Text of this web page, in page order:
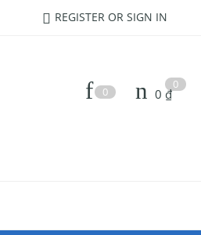
REGISTER OR SIGN IN
0
0
0 ₫